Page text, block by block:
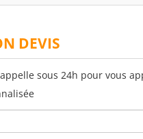
DEVIS
sous 24h pour vous